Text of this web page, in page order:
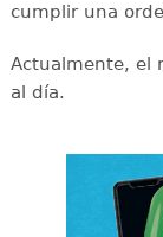
cumplir una
Actualmente, el
al día.